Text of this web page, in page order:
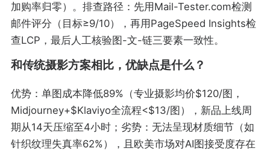
加购率归零）。排查路径：先用Mail-Tester.com检测
邮件评分（目标≥9/10），再用PageSpeed Insights检
查LCP，最后人工核验图-文-链三要素一致性。
和传统摄影方案相比，优缺点是什么？
优势：单图成本降低89%（专业摄影均价$120/图，
Midjourney+$Klaviyo全流程<$13/图），新品上线周
期从14天压缩至4小时；劣势：无法呈现材质细节（如
针织纹理失真率62%），且欧美市场对AI图接受度存在